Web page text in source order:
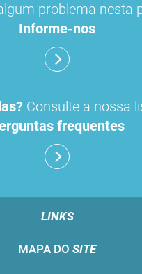
problema nesta
Informe-nos
Consulte a nossa
frequentes
LINKS
MAPA DO SITE